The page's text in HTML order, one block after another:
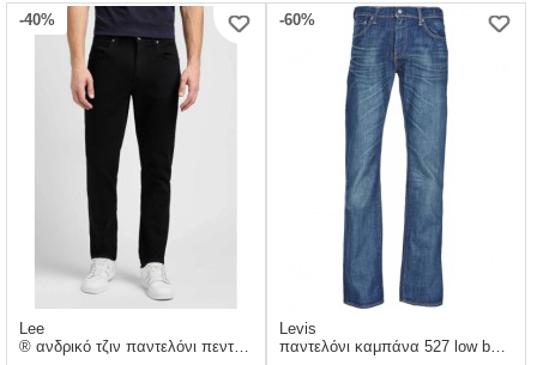
-40%
Lee
® ανδρικό τζιν παντελόνι πεντάτσεπο regular fit 112110125 μαύρο
-60%
Levis
παντελόνι καμπάνα 527 low boot cut σύνθεση: βαμβάκι,spandex